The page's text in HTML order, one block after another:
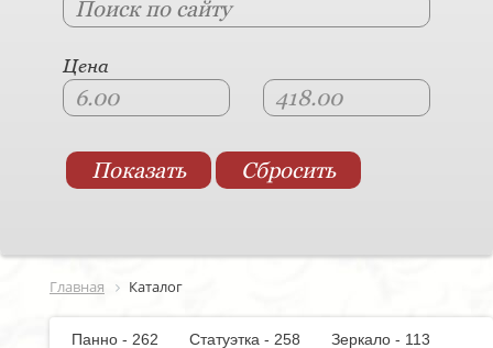
Цена
Главная Каталог
Панно - 262 Статуэтка - 258
Зеркало - 113